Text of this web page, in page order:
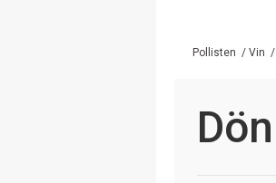
Pollisten / Vin /